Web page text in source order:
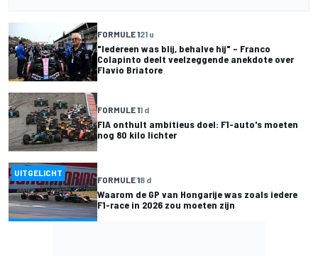
FORMULE 121 u
"Iedereen was blij, behalve hij" – Franco
Colapinto deelt veelzeggende anekdote over
Flavio Briatore
FORMULE 11 d
FIA onthult ambitieus doel: F1-auto's moeten
nog 80 kilo lichter
UITGELICHT
FORMULE 18 d
Waarom de GP van Hongarije was zoals iedere
F1-race in 2026 zou moeten zijn